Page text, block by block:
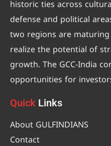
historic ties across
defense and political
two regions are
realize the potential of
growth. The GCC-India
opportunities for
Quick Links
About GULFINDIANS
Contact